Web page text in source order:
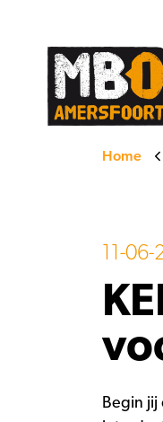
Home
11-
Begin